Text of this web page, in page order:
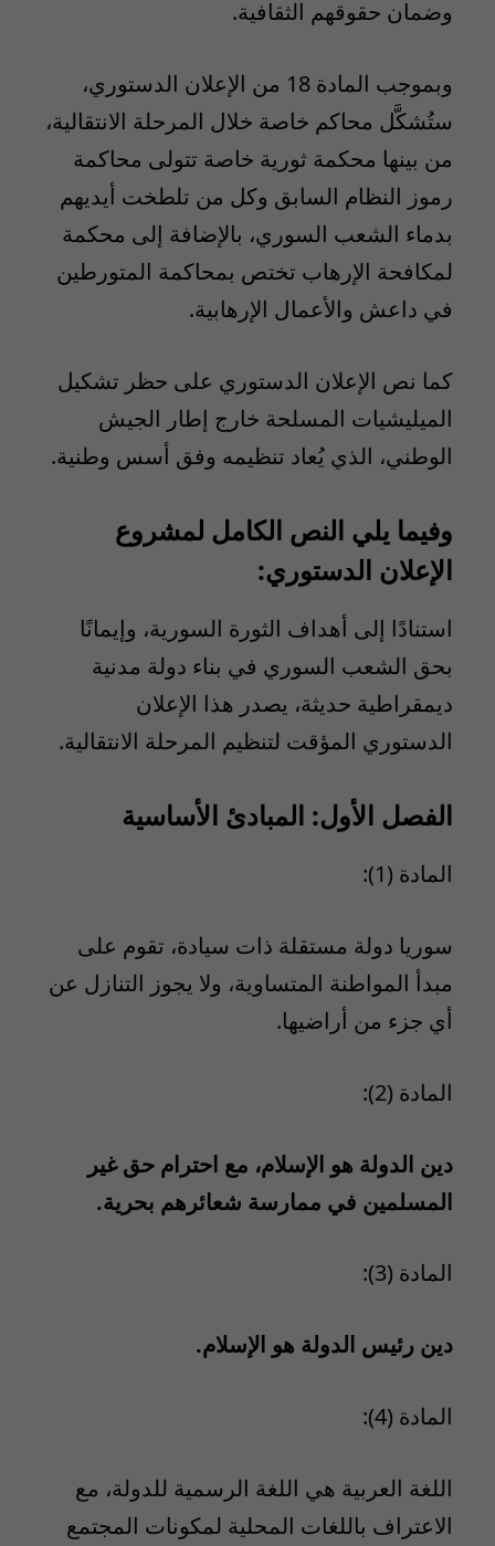
وضمان حقوقهم الثقافية.
وبموجب المادة 18 من الإعلان الدستوري،
ستُشكَّل محاكم خاصة خلال المرحلة الانتقالية،
من بينها محكمة ثورية خاصة تتولى محاكمة
رموز النظام السابق وكل من تلطخت أيديهم
بدماء الشعب السوري، بالإضافة إلى محكمة
لمكافحة الإرهاب تختص بمحاكمة المتورطين
في داعش والأعمال الإرهابية.
كما نص الإعلان الدستوري على حظر تشكيل
الميليشيات المسلحة خارج إطار الجيش
الوطني، الذي يُعاد تنظيمه وفق أسس وطنية.
وفيما يلي النص الكامل لمشروع
الإعلان الدستوري:
استنادًا إلى أهداف الثورة السورية، وإيمانًا
بحق الشعب السوري في بناء دولة مدنية
ديمقراطية حديثة، يصدر هذا الإعلان
الدستوري المؤقت لتنظيم المرحلة الانتقالية.
الفصل الأول: المبادئ الأساسية
المادة (1):
سوريا دولة مستقلة ذات سيادة، تقوم على
مبدأ المواطنة المتساوية، ولا يجوز التنازل عن
أي جزء من أراضيها.
المادة (2):
دين الدولة هو الإسلام، مع احترام حق غير
المسلمين في ممارسة شعائرهم بحرية.
المادة (3):
دين رئيس الدولة هو الإسلام.
المادة (4):
اللغة العربية هي اللغة الرسمية للدولة، مع
الاعتراف باللغات المحلية لمكونات المجتمع